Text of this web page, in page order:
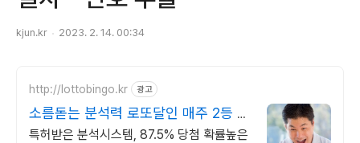
kjun.kr 2023. 2. 14. 00:34
http://lottobingo.kr 광고
소름돋는 분석력 로또달인 매주 2등 이
상 당첨자 속출
특허받은 분석시스템, 87.5% 당첨 확률높은